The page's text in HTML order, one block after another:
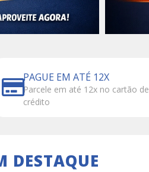
PAGUE EM ATÉ 12X
Parcele em até 12x no cartão de
crédito
DESTAQUE